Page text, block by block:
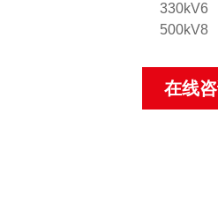
330kV6
500kV8
在线